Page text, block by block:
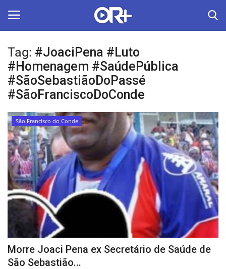
LOGIN ASSINAR
Home
O Radião News
Últimas
Radio & Tv
Política
Economia
Educação
Tag: #JoaciPena #Luto
#Homenagem #SaúdePública
#SãoSebastiãoDoPassé
#SãoFranciscoDoConde
São Francisco do Conde
Morre Joaci Pena ex Secretário de Saúde de
São Sebastião...